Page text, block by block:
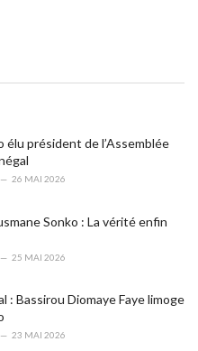
élu président de l’Assemblée
26 MAI 2026
Sonko : La vérité enfin
25 MAI 2026
: Bassirou Diomaye Faye limoge
23 MAI 2026